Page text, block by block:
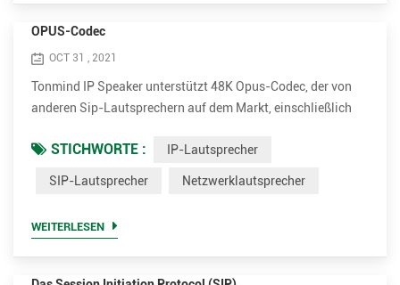
OPUS-Codec
OCT 31 , 2021
Tonmind IP Speaker unterstützt 48K Opus-Codec, der von
anderen Sip-Lautsprechern auf dem Markt, einschließlich
Bandbreite weitestgehend reduzieren und gleichzeitig eine
extrem hohe Klangqualität gewährleisten. Opus ist ein von
und allgemeines Audio in einem ...
STICHWORTE : IP-Lautsprecher
SIP-Lautsprecher Netzwerklautsprecher
WEITERLESEN